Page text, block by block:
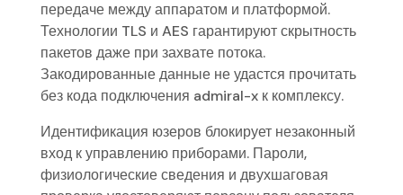
передаче между аппаратом и платформой.
Технологии TLS и AES гарантируют скрытность
пакетов даже при захвате потока.
Закодированные данные не удастся прочитать
без кода подключения admiral-x к комплексу.
Идентификация юзеров блокирует незаконный
вход к управлению приборами. Пароли,
физиологические сведения и двухшаговая